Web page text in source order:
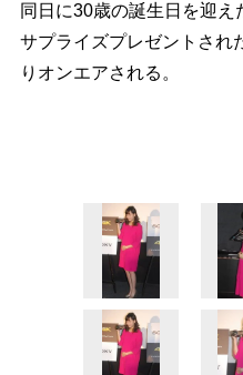
同日に30歳の誕生日を迎
サプライズプレゼントされ
りオンエアされる。